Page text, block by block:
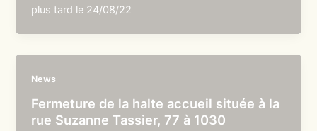
plus tard le 24/08/22
News
Fermeture de la halte accueil située à la
rue Suzanne Tassier, 77 à 1030